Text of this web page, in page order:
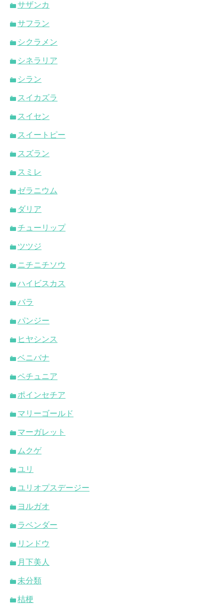
サザンカ
サフラン
シクラメン
シネラリア
シラン
スイカズラ
スイセン
スイートピー
スズラン
スミレ
ゼラニウム
ダリア
チューリップ
ツツジ
ニチニチソウ
ハイビスカス
バラ
パンジー
ヒヤシンス
ベニバナ
ペチュニア
ポインセチア
マリーゴールド
マーガレット
ムクゲ
ユリ
ユリオプスデージー
ヨルガオ
ラベンダー
リンドウ
月下美人
未分類
桔梗